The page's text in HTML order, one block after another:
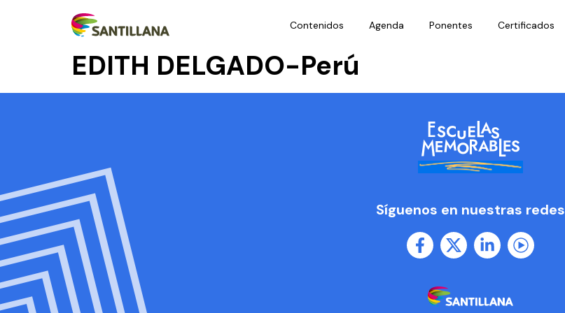
Contenidos Agenda Ponentes Certificados
EDITH DELGADO-Perú
Síguenos en nuestras redes